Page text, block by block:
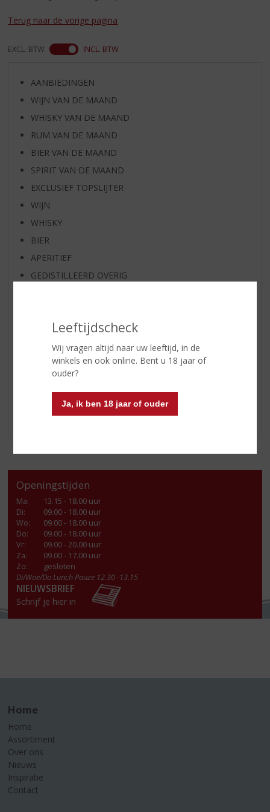
r
n
Leeftijdscheck
Wij vragen altijd naar uw leeftijd, in de
winkels en ook online. Bent u 18 jaar of
ouder?
Ja, ik ben 18 jaar of ouder
Terug naar de vorige pagina
EXCL. BTW INCL. BTW
AANBIEDINGEN
WIJN VAN DE MAAND
WHISKY VAN DE MAAND
RUM VAN DE MAAND
BIER VAN DE MAAND
SPIRIT VAN DE MAAND
EXCLUSIEF TOPSLIJTER
WIJN
WHISKY
BIER
APERITIEF
GEDISTILLEERD OVERIG
FRISDRANK
GLASWERK
GESCHENKVERPAKKING
ALCOHOLVRIJE DRANKEN
VEGAN DRANKEN
Openingstijden
Ma:
13.15 - 18.00 uur
Di:
09.00 - 18.00 uur
Wo:
09.00 - 18.00 uur
Do:
09.00 - 18.00 uur
Vr:
09.00 - 20.00 uur
Za:
09.00 - 17.00 uur
Zo:
gesloten
Di/Woe/Do Lunch Pauze 12.30 -13.15
NIEUWSBRIEF
Schrijf je hier in
Home
Home
Assortiment
Over ons
Nieuws
Inspiratie
Contact